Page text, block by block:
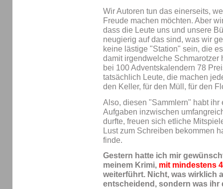
Wir Autoren tun das einerseits,
Freude machen möchten. Aber
dass die Leute uns und unsere
neugierig auf das sind, was wir
keine lästige "Station" sein, die
damit irgendwelche Schmarotzer
bei 100 Adventskalendern 78
tatsächlich Leute, die machen
den Keller, für den Müll, für den
Also, diesen "Sammlern" habt
Aufgaben inzwischen
durfte, freuen sich etliche
Lust zum Schreiben bekommen
finde.
Gestern hatte ich mir
meinem Krimi, mit mindestens
weiterführt. Nicht, was wirklich
entscheidend, sondern was ihr